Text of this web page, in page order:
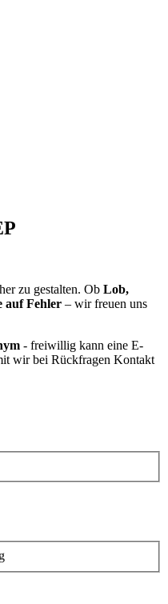
zu gestalten. Ob Lob,
auf Fehler – wir freuen uns
- freiwillig kann eine E-
wir bei Rückfragen Kontakt